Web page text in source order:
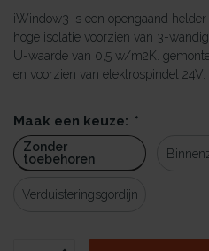
iWindow3 is een opengaand
hoge isolatie voorzien van 3-
U-waarde van 0,5 w/m2K.
en voorzien van elektrospindel 24V.
Maak een keuze: *
Zonder
toebehoren
Verduisteringsgordijn